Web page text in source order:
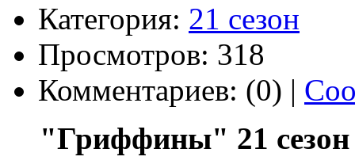
Категория: 21 сезон
Просмотров: 318
Комментариев: (0) |
"Гриффины" 21 сезон